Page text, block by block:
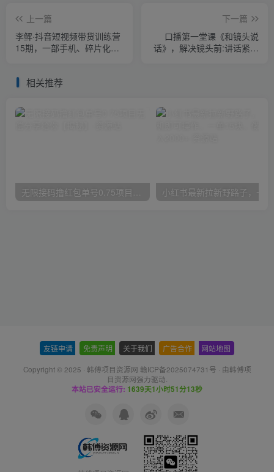
上一篇
李鲆·抖音短视频带货训练营
15期，一部手机、碎片化时
下一篇
口播第一堂课《和镜头说
话》，解决镜头前:讲话紧张
相关推荐
友链申请 免责声明 关于我们 广告合作 网站地图
Copyright © 2025 · 韩傅项目资源网 赣ICP备2025074731号 · 由韩傅项
目资源网强力驱动.
本站已安全运行: 1639天1小时51分13秒